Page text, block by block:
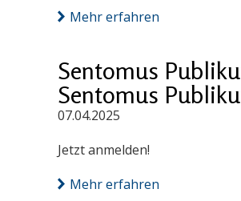
Mehr erfahren
Sentomus
Sentomus
07.04.2025
Jetzt anmelden!
Mehr erfahren